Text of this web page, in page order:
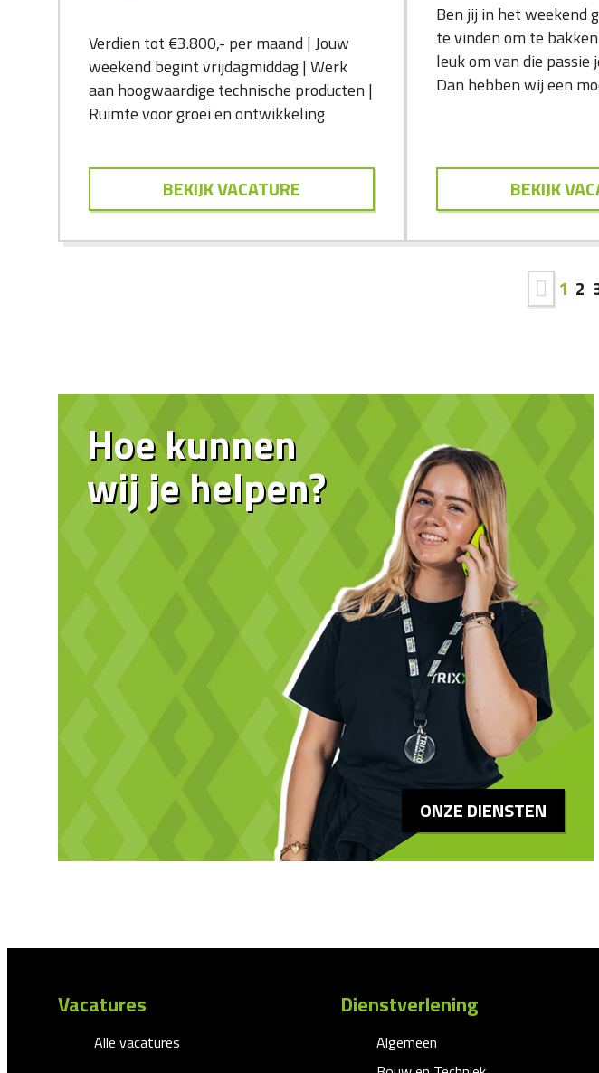
Verdien tot €3.800,- per maand | Jouw
weekend begint vrijdagmiddag | Werk
aan hoogwaardige technische producten |
Ruimte voor groei en ontwikkeling
BEKIJK VACATURE
Ben jij in het weekend
te vinden om te
leuk om van die passie
Dan hebben wij een
BEKIJK
1 2
Hoe kunnen
wij je helpen?
ONZE DIENSTEN
Vacatures
Alle vacatures
Dienstverlening
Algemeen